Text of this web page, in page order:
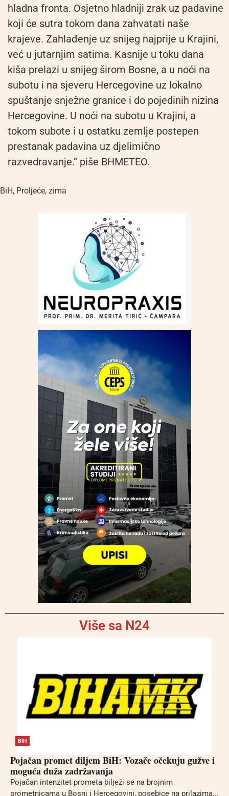
hladna fronta. Osjetno hladniji zrak uz padavine
koji će sutra tokom dana zahvatati naše
krajeve. Zahlađenje uz snijeg najprije u Krajini,
već u jutarnjim satima. Kasnije u toku dana
kiša prelazi u snijeg širom Bosne, a u noći na
subotu i na sjeveru Hercegovine uz lokalno
spuštanje snježne granice i do pojedinih nizina
Hercegovine. U noći na subotu u Krajini, a
tokom subote i u ostatku zemlje postepen
prestanak padavina uz djelimično
razvedravanje.” piše BHMETEO.
BiH, Proljeće, zima
Više sa N24
BIH
Pojačan promet diljem BiH: Vozače očekuju gužve i
moguća duža zadržavanja
Pojačan intenzitet prometa bilježi se na brojnim
prometnicama u Bosni i Hercegovini, posebice na prilazima...